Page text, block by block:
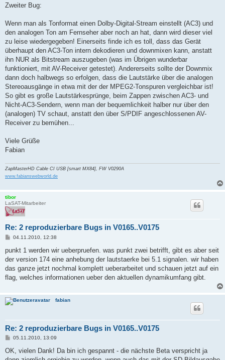
Zweiter Bug:
Wenn man als Tonformat einen Dolby-Digital-Stream einstellt (AC3) und
den analogen Ton am Fernseher aber noch an hat, dann wird dieser viel
zu leise wiedergegeben! Einerseits finde ich es toll, dass das Gerät
überhaupt den AC3-Ton intern dekodieren und downmixen kann, anstatt
ihn NUR als Bitstream auszugeben (was im Übrigen wunderbar
funktioniert, mit AV-Receiver getestet). Andererseits sollte der Downmix
dann doch halbwegs so erfolgen, dass die Lautstärke über die analogen
Stereoausgänge in etwa mit der der MPEG2-Tonspuren vergleichbar ist!
So gibt es große Lautstärkesprünge, beim Zappen zwischen AC3- und
Nicht-AC3-Sendern, wenn man der bequemlichkeit halber nur über den
(analogen) TV schaut, anstatt den über S/PDIF angeschlossenen AV-
Receiver zu bemühen...
Viele Grüße
Fabian
ZapMasterHD Cable CI USB [smart MX84], FW V0290A
www.fabianswebworld.de
tibor
LaSAT-Mitarbeiter
Re: 2 reproduzierbare Bugs in V0165..V0175
B
i
r
a
04.11.2010, 12:38
punkt 1 werden wir ueberpruefen. was punkt zwei betrifft, gibt es aber seit
der version 174 eine anhebung der lautstaerke bei 5.1 signalen. wir haben
das ganze jetzt nochmal komplett ueberarbeitet und schauen jetzt auf ein
flag, welches informationen ueber den aktuellen dynamikumfang gibt.
fabian
Re: 2 reproduzierbare Bugs in V0165..V0175
B
i
05.11.2010, 13:09
OK, vielen Dank! Da bin ich gespannt - die nächste Beta verspricht ja